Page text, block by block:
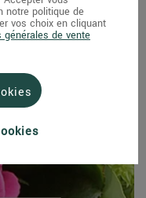
notre politique de
vos choix en cliquant
générales de vente